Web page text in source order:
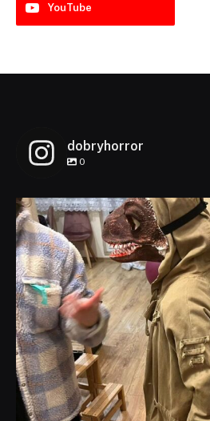
YouTube
dobryhorror
0
dobryhorror
Lis 1